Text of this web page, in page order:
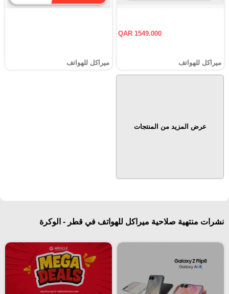
QAR 1549.000
ميراكل للهواتف ميراكل للهواتف
عرض المزيد من المنتجات
نشرات منتهية صلاحية ميراكل للهواتف في قطر - الوكرة